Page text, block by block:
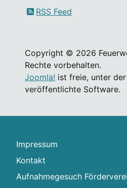
RSS Feed
Copyright © 2026
Rechte vorbehalten.
Joomla! ist freie, unter der
veröffentlichte Software.
Impressum
Kontakt
Aufnahmegesuch